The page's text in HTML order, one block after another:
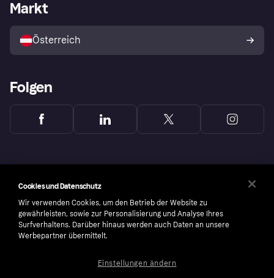
Shops entdecken
Händlerportal
Markt
Österreich
Folgen
Cookies und Datenschutz
Wir verwenden Cookies, um den Betrieb der Website zu
gewährleisten, sowie zur Personalisierung und Analyse Ihres
Surfverhaltens. Darüber hinaus werden auch Daten an unsere
Werbepartner übermittelt.
Einstellungen ändern